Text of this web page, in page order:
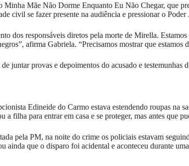
Mãe Não Dorme Enquanto Eu Não Chegar, que
civil se fazer presente na audiência e pressionar o
dos responsáveis diretos pela morte de Mirella.
afirma Gabriela. “Precisamos mostrar que
juntar provas e depoimentos do acusado e testemunhas
Edineide do Carmo estava estendendo roupas na
a filha para entrar em casa e se proteger, mas antes que
pela PM, na noite do crime os policiais estavam
ainda que o disparo foi acidental e aconteceu durante